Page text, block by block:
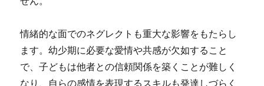
情緒的な面でのネグレクトも重大な影響をもたらし
ます。幼少期に必要な愛情や共感が欠如すること
で、子どもは他者との信頼関係を築くことが難しく
なり、自らの感情を表現するスキルも発達しづらく